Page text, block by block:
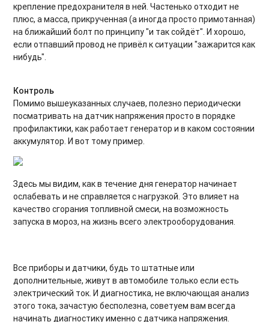
крепление предохранителя в ней. Частенько отходит не
плюс, а масса, прикрученная (а иногда просто примотанная)
на ближайший болт по принципу "и так сойдёт". И хорошо,
если отпавший провод не привёл к ситуации "зажарится как
нибудь".
Контроль
Помимо вышеуказанных случаев, полезно периодически
посматривать на датчик напряжения просто в порядке
профилактики, как работает генератор и в каком состоянии
аккумулятор. И вот тому пример.
Здесь мы видим, как в течение дня генератор начинает
ослабевать и не справляется с нагрузкой. Это влияет на
качество сгорания топливной смеси, на возможность
запуска в мороз, на жизнь всего электрооборудования.
Все приборы и датчики, будь то штатные или
дополнительные, живут в автомобиле только если есть
электрический ток. И диагностика, не включающая анализ
этого тока, зачастую бесполезна, советуем вам всегда
начинать диагностику именно с датчика напряжения.